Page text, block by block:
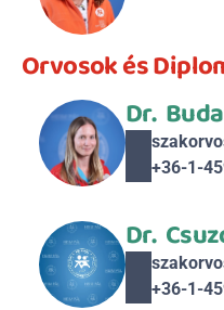
Orvosok és
Dr.
+36-1-
Dr.
+36-1-